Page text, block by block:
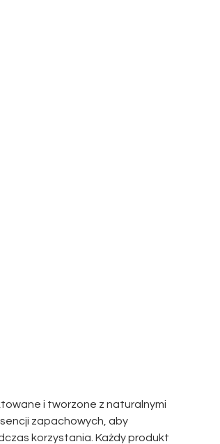
i tworzone z naturalnymi
zapachowych, aby
korzystania. Każdy produkt